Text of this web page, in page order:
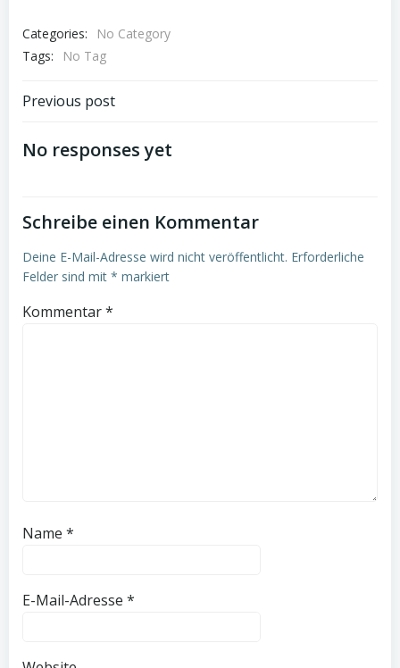
Categories:
No Category
Tags:
No Tag
Post
navigation
Previous post
No responses yet
Schreibe einen Kommentar
Deine E-Mail-Adresse wird nicht veröffentlicht. Erforderliche
Felder sind mit * markiert
Kommentar*
Name *
E-Mail-Adresse *